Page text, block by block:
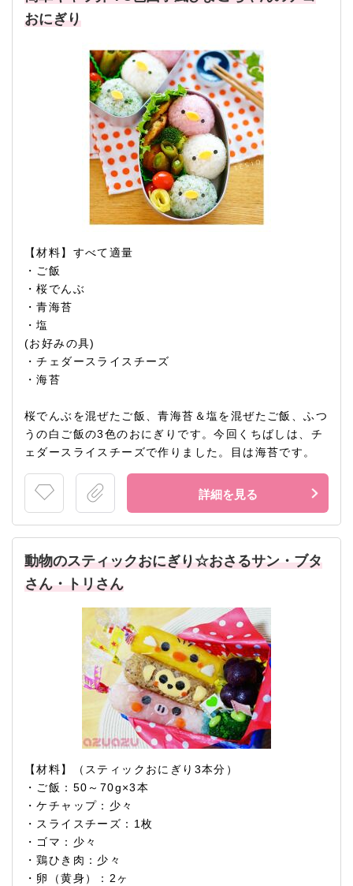
おにぎり
【材料】すべて適量
・ご飯
・桜でんぶ
・青海苔
・塩
(お好みの具)
・チェダースライスチーズ
・海苔
桜でんぶを混ぜたご飯、青海苔＆塩を混ぜたご飯、ふつ
うの白ご飯の3色のおにぎりです。今回くちばしは、チ
ェダースライスチーズで作りました。目は海苔です。
詳細を見る
動物のスティックおにぎり☆おさるサン・ブタ
さん・トリさん
【材料】（スティックおにぎり3本分）
・ご飯：50～70g×3本
・ケチャップ：少々
・スライスチーズ：1枚
・ゴマ：少々
・鶏ひき肉：少々
・卵（黄身）：2ヶ